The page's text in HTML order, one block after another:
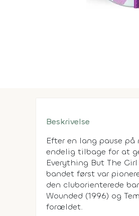
Beskrivelse
Efter en lang pause på
endelig tilbage for at
Everything But The
bandet først var
den cluborienterede
Wounded (1996) og
forældet.